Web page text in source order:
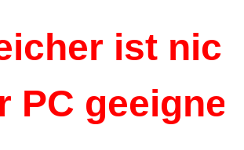
ist
PC geeignet